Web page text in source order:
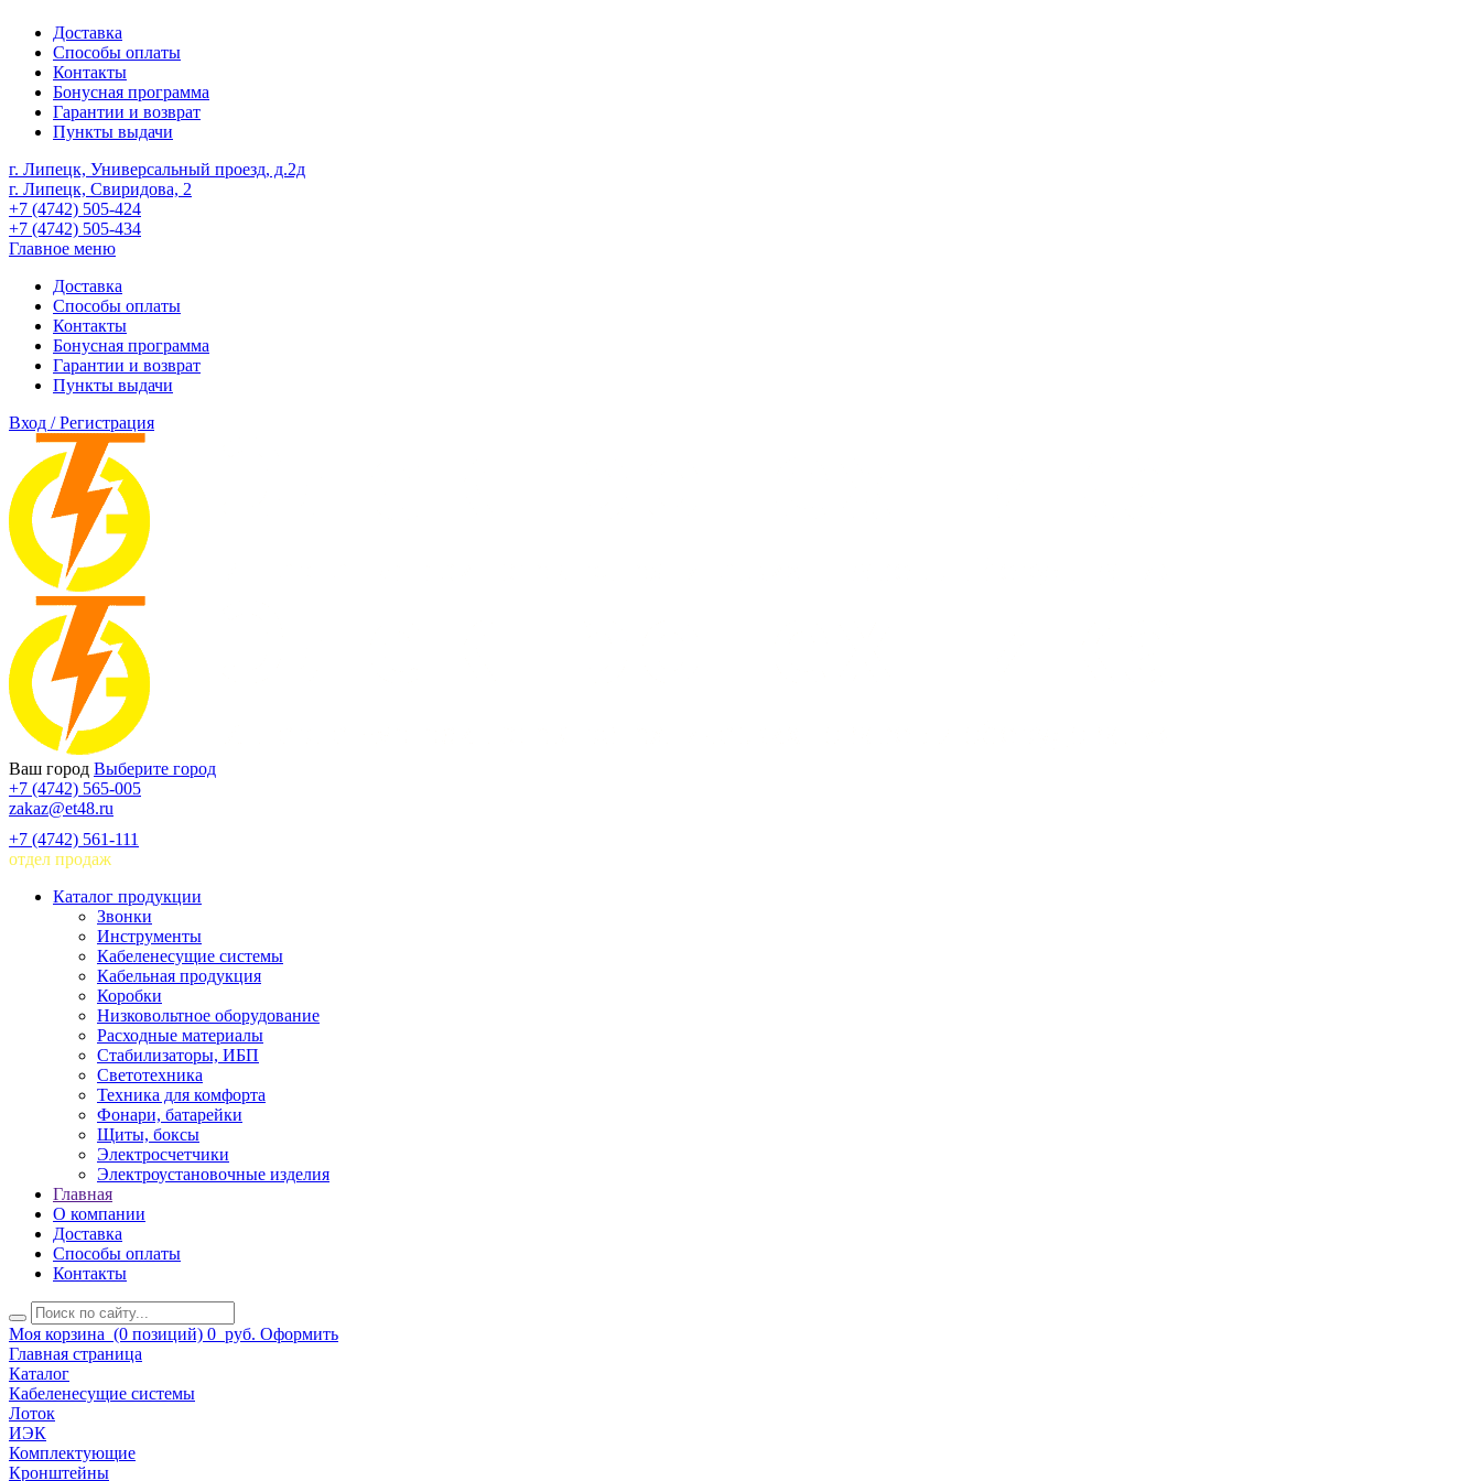
Доставка
Способы оплаты
Контакты
Бонусная программа
Гарантии и возврат
Пункты выдачи
г. Липецк, Универсальный проезд, д.2д
г. Липецк, Свиридова, 2
+7 (4742) 505-424
+7 (4742) 505-434
Главное меню
Доставка
Способы оплаты
Контакты
Бонусная программа
Гарантии и возврат
Пункты выдачи
Вход / Регистрация
Ваш город Выберите город
+7 (4742) 565-005
zakaz@et48.ru
+7 (4742) 561-111
отдел продаж
Каталог продукции
Звонки
Инструменты
Кабеленесущие системы
Кабельная продукция
Коробки
Низковольтное оборудование
Расходные материалы
Стабилизаторы, ИБП
Светотехника
Техника для комфорта
Фонари, батарейки
Щиты, боксы
Электросчетчики
Электроустановочные изделия
Главная
О компании
Доставка
Способы оплаты
Контакты
Моя корзина (0 позиций) 0 руб. Оформить
Главная страница
Каталог
Кабеленесущие системы
Лоток
ИЭК
Комплектующие
Кронштейны